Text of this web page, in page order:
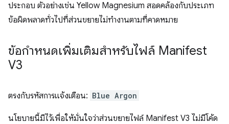
ประกอบ ตัวอย่างเช่น Yellow Magnesium สอดคล้องกับประเภท
ข้อผิดพลาดทั่วไปที่ส่วนขยายไม่ทำงานตามที่คาดหมาย
ข้อกำหนดเพิ่มเติมสำหรับไฟล์ Manifest
V3
ตรงกับรหัสการแจ้งเตือน: Blue Argon
นโยบายนี้มีไว้เพื่อให้มั่นใจว่าส่วนขยายไฟล์ Manifest V3 ไม่มีโค้ด